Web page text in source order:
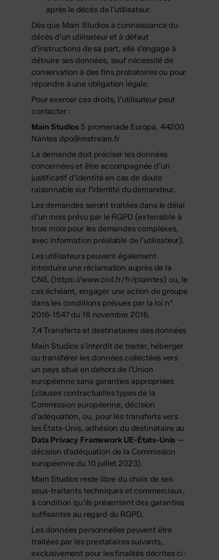
après le décès de l’utilisateur.
Dès que Main Studios a connaissance du
décès d’un utilisateur et à défaut
d’instructions de sa part, elle s’engage à
détruire ses données, sauf nécessité de
conservation à des fins probatoires ou pour
répondre à une obligation légale.
Pour exercer ces droits, l’utilisateur peut
contacter :
Main Studios 5 promenade Europa, 44200
Nantes dpo@mstream.fr
La demande doit préciser les données
concernées et être accompagnée d’un
justificatif d’identité en cas de doute
raisonnable sur l’identité du demandeur.
Les demandes seront traitées dans le délai
d’un mois prévu par le RGPD (extensible à
trois mois pour les demandes complexes,
avec information préalable de l’utilisateur).
Les utilisateurs peuvent également
introduire une réclamation auprès de la
CNIL (https://www.cnil.fr/fr/plaintes) ou, le
cas échéant, engager une action de groupe
dans les conditions prévues par la loi n°
2016-1547 du 18 novembre 2016.
7.4 Transferts et destinataires des données
Main Studios s’interdit de traiter, héberger
ou transférer les données collectées vers
un pays situé en dehors de l’Union
européenne sans garanties appropriées
(clauses contractuelles types de la
Commission européenne, décision
d’adéquation, ou, pour les transferts vers
les États-Unis, adhésion du destinataire au
Data Privacy Framework UE-États-Unis —
décision d’adéquation de la Commission
européenne du 10 juillet 2023).
Main Studios reste libre du choix de ses
sous-traitants techniques et commerciaux,
à condition qu’ils présentent des garanties
suffisantes au regard du RGPD.
Les données personnelles peuvent être
traitées par les prestataires suivants,
exclusivement pour les finalités décrites ci-